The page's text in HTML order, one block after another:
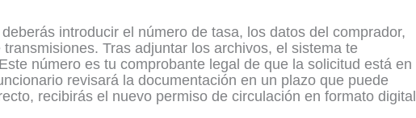
introducir el número de tasa, los datos del comprador,
Tras adjuntar los archivos, el sistema te
número es tu comprobante legal de que la solicitud está en
revisará la documentación en un plazo que puede
recibirás el nuevo permiso de circulación en formato digital